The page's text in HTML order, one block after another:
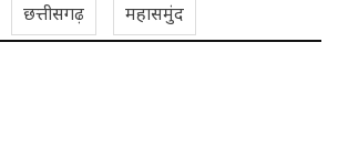
छत्तीसगढ़ महासमुंद